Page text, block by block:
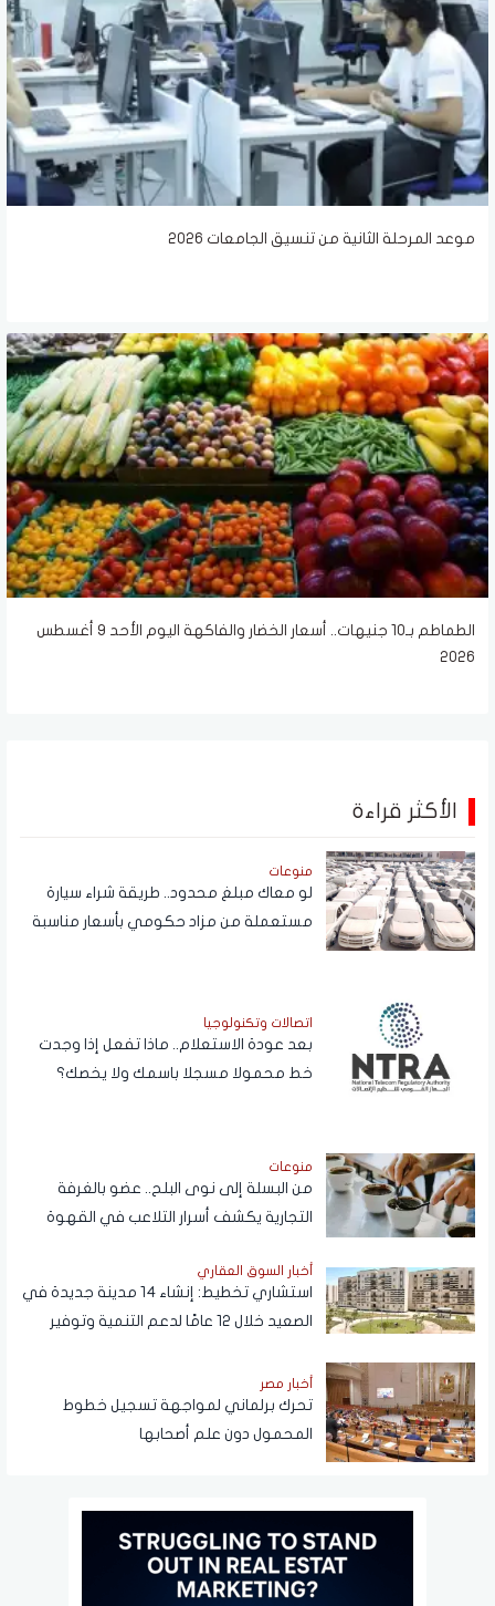
موعد المرحلة الثانية من تنسيق الجامعات 2026
الطماطم بـ10 جنيهات.. أسعار الخضار والفاكهة اليوم الأحد 9 أغسطس
2026
الأكثر قراءة
منوعات
لو معاك مبلغ محدود.. طريقة شراء سيارة
مستعملة من مزاد حكومي بأسعار مناسبة
اتصالات وتكنولوجيا
بعد عودة الاستعلام.. ماذا تفعل إذا وجدت
خط محمولا مسجلا باسمك ولا يخصك؟
منوعات
من البسلة إلى نوى البلح.. عضو بالغرفة
التجارية يكشف أسرار التلاعب في القهوة
أخبار السوق العقاري
استشاري تخطيط: إنشاء 14 مدينة جديدة في
الصعيد خلال 12 عامًا لدعم التنمية وتوفير
أخبار مصر
تحرك برلماني لمواجهة تسجيل خطوط
المحمول دون علم أصحابها